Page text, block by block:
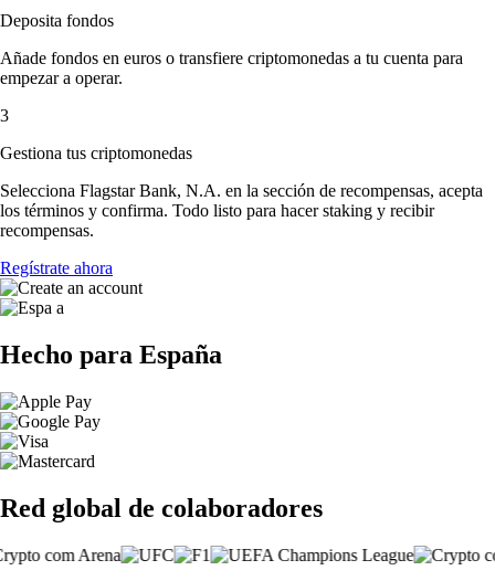
Deposita fondos
Añade fondos en euros o transfiere criptomonedas a tu cuenta para
empezar a operar.
3
Gestiona tus criptomonedas
Selecciona Flagstar Bank, N.A. en la sección de recompensas, acepta
los términos y confirma. Todo listo para hacer staking y recibir
recompensas.
Regístrate ahora
Hecho para España
Red global de colaboradores